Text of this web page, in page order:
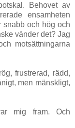
Behovet av
ensamheten
snabb och hög och
vänder det? Jag
motsättningarna
frustrerad, rädd,
men mänskligt,
mig fram. Och